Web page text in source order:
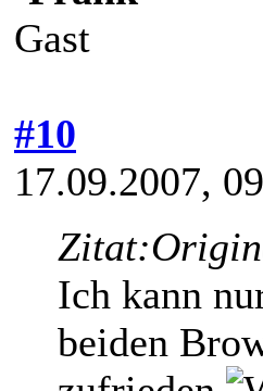
Gast
#10
17.09.2007,
Zitat:
Ich kann
beiden